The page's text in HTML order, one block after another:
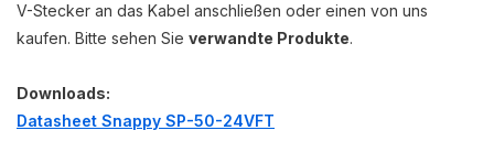
V-Stecker an das Kabel anschließen oder einen von uns
kaufen. Bitte sehen Sie verwandte Produkte.
Downloads:
Datasheet Snappy SP-50-24VFT